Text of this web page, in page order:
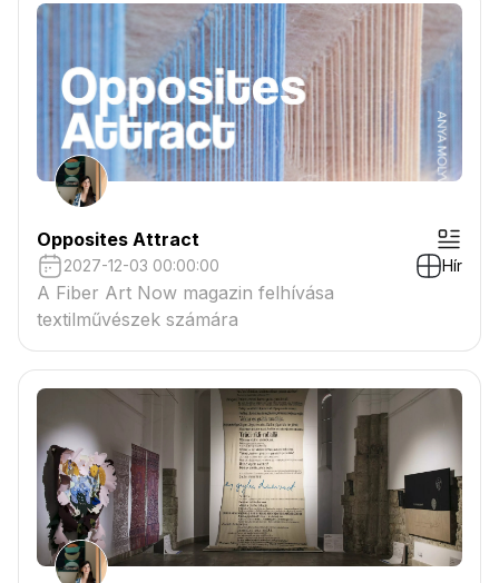
Opposites Attract
2027-12-03 00:00:00 Hír
A Fiber Art Now magazin felhívása
textilművészek számára